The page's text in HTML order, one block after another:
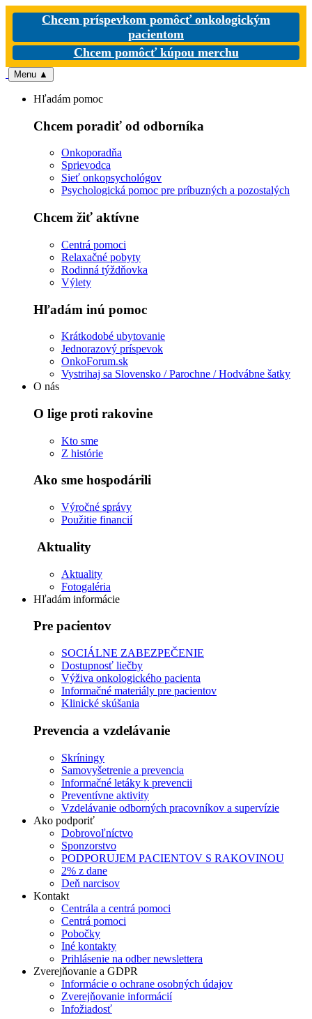
Chcem príspevkom pomôcť onkologickým
pacientom
Chcem pomôcť kúpou merchu
Menu ▲
Hľadám pomoc
Chcem poradiť od odborníka
Onkoporadňa
Sprievodca
Sieť onkopsychológov
Psychologická pomoc pre príbuzných a pozostalých
Chcem žiť aktívne
Centrá pomoci
Relaxačné pobyty
Rodinná týždňovka
Výlety
Hľadám inú pomoc
Krátkodobé ubytovanie
Jednorazový príspevok
OnkoForum.sk
Vystrihaj sa Slovensko / Parochne / Hodvábne šatky
O nás
O lige proti rakovine
Kto sme
Z histórie
Ako sme hospodárili
Výročné správy
Použitie financií
Aktuality
Aktuality
Fotogaléria
Hľadám informácie
Pre pacientov
SOCIÁLNE ZABEZPEČENIE
Dostupnosť liečby
Výživa onkologického pacienta
Informačné materiály pre pacientov
Klinické skúšania
Prevencia a vzdelávanie
Skríningy
Samovyšetrenie a prevencia
Informačné letáky k prevencii
Preventívne aktivity
Vzdelávanie odborných pracovníkov a supervízie
Ako podporiť
Dobrovoľníctvo
Sponzorstvo
PODPORUJEM PACIENTOV S RAKOVINOU
2% z dane
Deň narcisov
Kontakt
Centrála a centrá pomoci
Centrá pomoci
Pobočky
Iné kontakty
Prihlásenie na odber newslettera
Zverejňovanie a GDPR
Informácie o ochrane osobných údajov
Zverejňovanie informácií
Infožiadosť